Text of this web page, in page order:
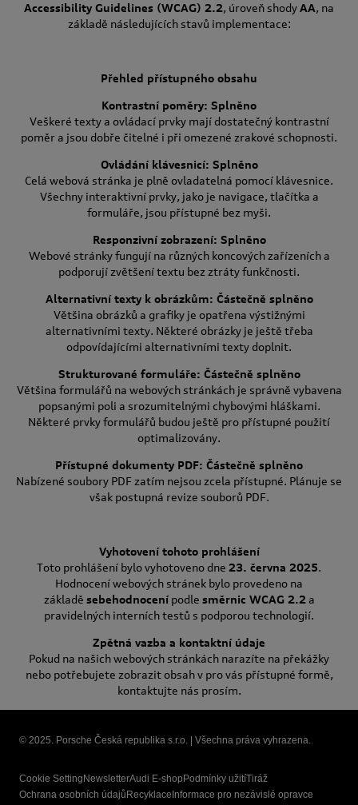
Accessibility Guidelines (WCAG) 2.2, úroveň shodyAA, na
základě následujících stavů implementace:
Přehled přístupného obsahu
Kontrastní poměry: Splněno
Veškeré texty a ovládací prvky mají dostatečný kontrastní
poměr a jsou dobře čitelné i při omezené zrakové schopnosti.
Ovládání klávesnicí: Splněno
Celá webová stránka je plně ovladatelná pomocí klávesnice.
Všechny interaktivní prvky, jako je navigace, tlačítka a
formuláře, jsou přístupné bez myši.
Responzivní zobrazení: Splněno
Webové stránky fungují na různých koncových zařízeních a
podporují zvětšení textu bez ztráty funkčnosti.
Alternativní texty k obrázkům: Částečně splněno
Většina obrázků a grafiky je opatřena výstižnými
alternativními texty. Některé obrázky je ještě třeba
odpovídajícími alternativními texty doplnit.
Strukturované formuláře: Částečně splněno
Většina formulářů na webových stránkách je správně vybavena
popsanými poli a srozumitelnými chybovými hláškami.
Některé prvky formulářů budou ještě pro přístupné použití
optimalizovány.
Přístupné dokumenty PDF: Částečně splněno
Nabízené soubory PDF zatím nejsou zcela přístupné. Plánuje se
však postupná revize souborů PDF.
Vyhotovení tohoto prohlášení
Toto prohlášení bylo vyhotoveno dne 23. června 2025.
Hodnocení webových stránek bylo provedeno na
základě sebehodnocenípodle směrnic WCAG 2.2a
pravidelných interních testů s podporou technologií.
Zpětná vazba a kontaktní údaje
Pokud na našich webových stránkách narazíte na překážky
nebo potřebujete zobrazit obsah v pro vás přístupné formě,
kontaktujte nás prosím.
© 2025. Porsche Česká republika s.r.o. | Všechna práva vyhrazena.
Cookie Setting NewsletterAudi E-shop Podmínky užitíTiráž
Ochrana osobních údajů Recyklace Informace pro nezávislé opravce